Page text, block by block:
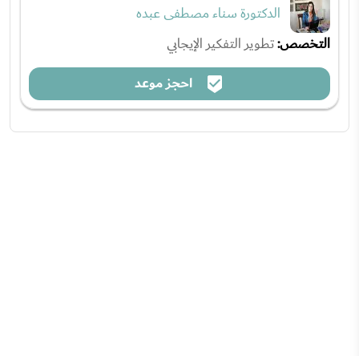
الدكتورة سناء مصطفى عبده
التخصص:تطوير التفكير الإيجابي
احجز موعد